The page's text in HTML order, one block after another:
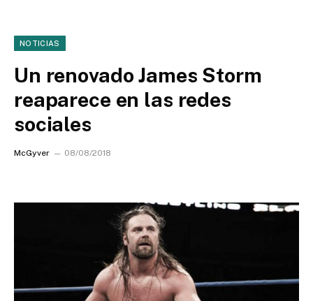
NOTICIAS
Un renovado James Storm
reaparece en las redes
sociales
McGyver 08/08/2018